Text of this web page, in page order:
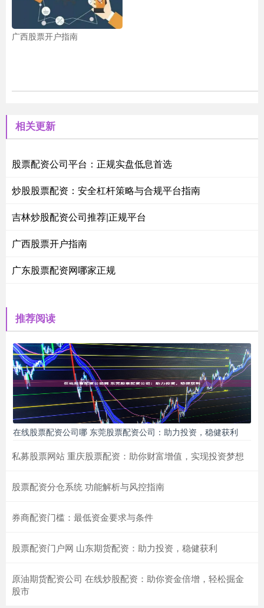
广西股票开户指南
相关更新
股票配资公司平台：正规实盘低息首选
炒股股票配资：安全杠杆策略与合规平台指南
吉林炒股配资公司推荐|正规平台
广西股票开户指南
广东股票配资网哪家正规
推荐阅读
在线股票配资公司哪 东莞股票配资公司：助力投资，稳健获利
私募股票网站 重庆股票配资：助你财富增值，实现投资梦想
股票配资分仓系统 功能解析与风控指南
券商配资门槛：最低资金要求与条件
股票配资门户网 山东期货配资：助力投资，稳健获利
原油期货配资公司 在线炒股配资：助你资金倍增，轻松掘金
股市